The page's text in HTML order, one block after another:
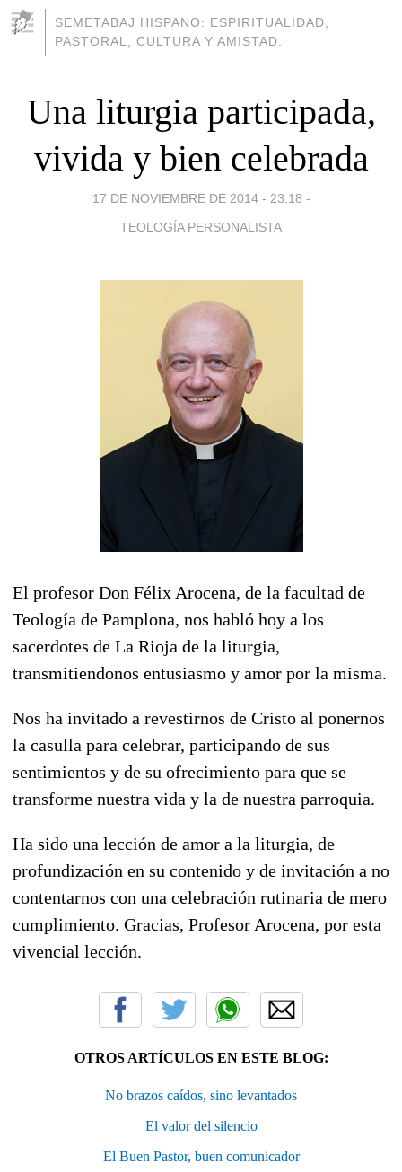
SEMETABAJ HISPANO: ESPIRITUALIDAD,
PASTORAL, CULTURA Y AMISTAD.
Una liturgia participada,
vivida y bien celebrada
17 DE NOVIEMBRE DE 2014 - 23:18 -
TEOLOGÍA PERSONALISTA
El profesor Don Félix Arocena, de la facultad de
Teología de Pamplona, nos habló hoy a los
sacerdotes de La Rioja de la liturgia,
transmitiendonos entusiasmo y amor por la misma.
Nos ha invitado a revestirnos de Cristo al ponernos
la casulla para celebrar, participando de sus
sentimientos y de su ofrecimiento para que se
transforme nuestra vida y la de nuestra parroquia.
Ha sido una lección de amor a la liturgia, de
profundización en su contenido y de invitación a no
contentarnos con una celebración rutinaria de mero
cumplimiento. Gracias, Profesor Arocena, por esta
vivencial lección.
OTROS ARTÍCULOS EN ESTE BLOG:
No brazos caídos, sino levantados
El valor del silencio
El Buen Pastor, buen comunicador